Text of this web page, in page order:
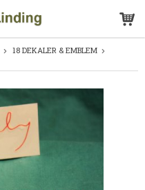
18 DEKALER & EMBLEM